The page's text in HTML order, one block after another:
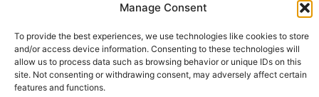
Manage Consent
To provide the best experiences, we use technologies like cookies to store
and/or access device information. Consenting to these technologies will
allow us to process data such as browsing behavior or unique IDs on this
site. Not consenting or withdrawing consent, may adversely affect certain
features and functions.